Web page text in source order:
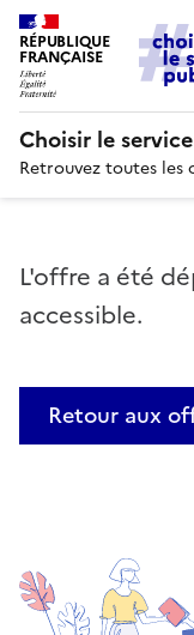
RÉPUBLIQUE
FRANÇAISE
Choisir le
Retrouvez toutes
L'offre a été
accessible.
Retour aux